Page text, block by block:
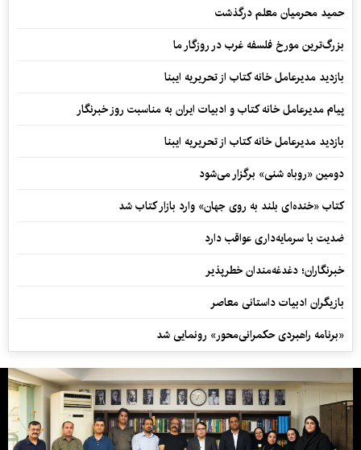
حمید محرمیان معلم درگذشت
بزرگ‌ترین مورخ فلسفه غرب در روزگار ما
بازدید مدیرعامل خانه کتاب از تحریریه ایبنا
پیام مدیرعامل خانه کتاب و ادبیات ایران به مناسبت روز خبرنگار
بازدید مدیرعامل خانه کتاب از تحریریه ایبنا
دومین «روباه شنی» برگزار می‌شود
کتاب «خنده‌ای بلند به روی جهان» وارد بازار کتاب شد
ضدیت با سرمایه‌داری عواقب دارد
خبرنگاران؛ دغدغه‌مندان خطرپذیر
بازیگران ادبیات داستانی معاصر
«برنامه راهبردی حکمرانی‌محور» رونمایی شد